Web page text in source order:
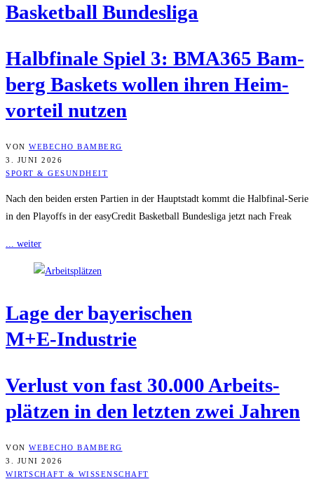
Bas­ket­ball Bundesliga
Halb­fi­na­le Spiel 3: BMA365 Bam­
berg Bas­kets wol­len ihren Heim­
vor­teil nutzen
VON WEBECHO BAMBERG
3. JUNI 2026
SPORT & GESUNDHEIT
Nach den beiden ersten Partien in der Hauptstadt kommt die Halbfinal-Serie
in den Playoffs in der easyCredit Basketball Bundesliga jetzt nach Freak
... weiter
Lage der baye­ri­schen
M+E‑Industrie
Ver­lust von fast 30.000 Arbeits­
plät­zen in den letz­ten zwei Jahren
VON WEBECHO BAMBERG
3. JUNI 2026
WIRTSCHAFT & WISSENSCHAFT